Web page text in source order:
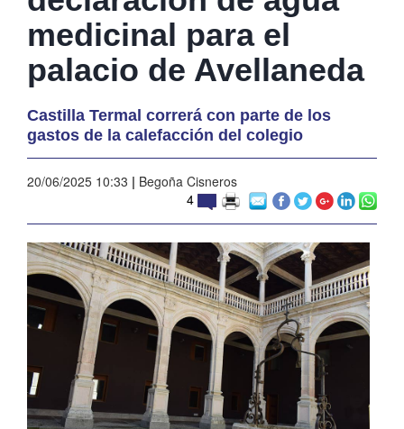
medicinal para el
palacio de Avellaneda
Castilla Termal correrá con parte de los
gastos de la calefacción del colegio
20/06/2025 10:33 | Begoña Cisneros
4